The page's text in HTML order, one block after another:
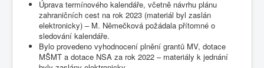
Úprava termínového kalendáře, včetně návrhu plánu
zahraničních cest na rok 2023 (materiál byl zaslán
elektronicky) – M. Němečková požádala přítomné o
sledování kalendáře.
Bylo provedeno vyhodnocení plnění grantů MV, dotace
MŠMT a dotace NSA za rok 2022 – materiály k jednání